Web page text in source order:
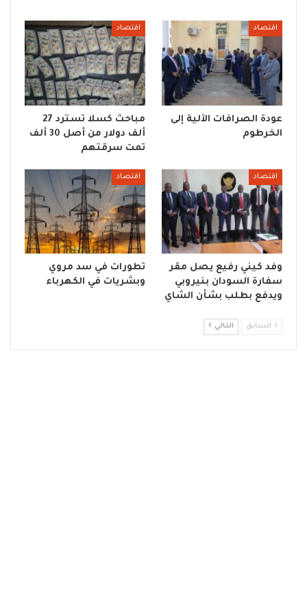
اقتصاد
عودة الصرافات الآلية إلى
الخرطوم
اقتصاد
مباحث كسلا تسترد 27
ألف دولار من أصل 30 ألف
تمت سرقتهم
اقتصاد
وفد كيني رفيع يصل مقر
سفارة السودان بنيروبي
ويدفع بطلب بشأن الشاي
اقتصاد
تطورات في سد مروي
وبشريات في الكهرباء
السابق التالي